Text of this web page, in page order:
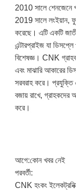
2010 সালে শেনজেনে
2019 সালে লংইয়ান,
করেছে। এটি একটি
এন্টারপ্রাইজ যা
বিশেষজ্ঞ। CNK
এবং মাঝারি আকারের
সরবরাহ করে। প্রযুক্তি
বজায় রাখে, গ্রাহকদের
করে।
আগে:কোন খবর নেই
পরবর্তী:
CNK হংকং